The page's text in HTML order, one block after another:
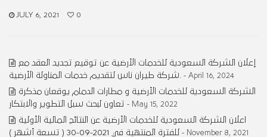
JULY 6, 2021 0
إعلان الشركة السعودية للخدمات الأرضية عن توقيع تجديد العقد مع
- April 16, 2024
الشركة السعودية للخدمات الأرضية و مطارات الدمام يوقعان مذكرة
تعاون لبحث سبل التطوير والابتكار - May 15, 2022
اعلان الشركة السعودية للخدمات الأرضية عن النتائج المالية الأولية
للفترة المنتهية في 2021-09-30 ( تسعة أشهر )
- November 8, 2021